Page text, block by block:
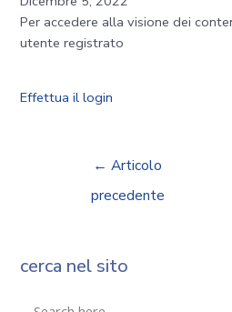
Per accedere alla visione dei
utente registrato
Effettua il login
← Articolo
precedente
cerca nel sito